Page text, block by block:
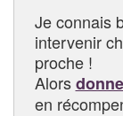
Je connais
intervenir
proche !
Alors
en